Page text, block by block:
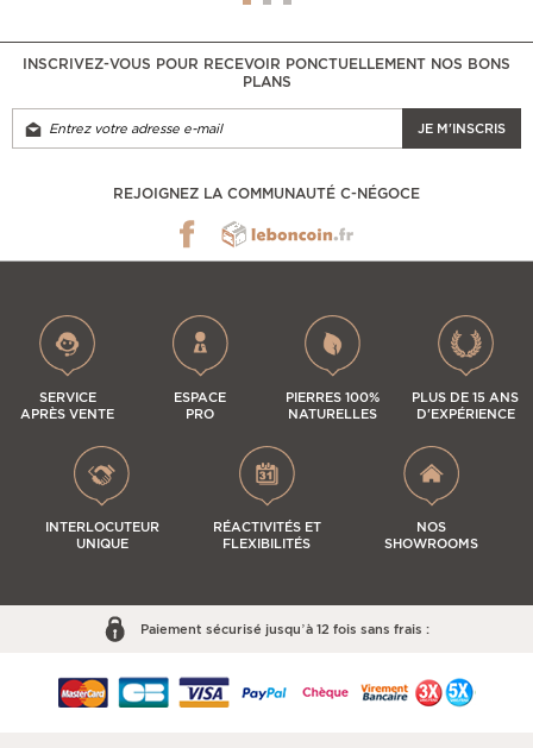
INSCRIVEZ-VOUS POUR RECEVOIR PONCTUELLEMENT NOS BONS
PLANS
JE M'INSCRIS
REJOIGNEZ LA COMMUNAUTÉ C-NÉGOCE
SERVICE
APRÈS VENTE
ESPACE
PRO
PIERRES 100%
NATURELLES
PLUS DE 15 ANS
D'EXPÉRIENCE
INTERLOCUTEUR
UNIQUE
RÉACTIVITÉS ET
FLEXIBILITÉS
NOS
SHOWROOMS
Paiement sécurisé jusqu’à 12 fois sans frais :